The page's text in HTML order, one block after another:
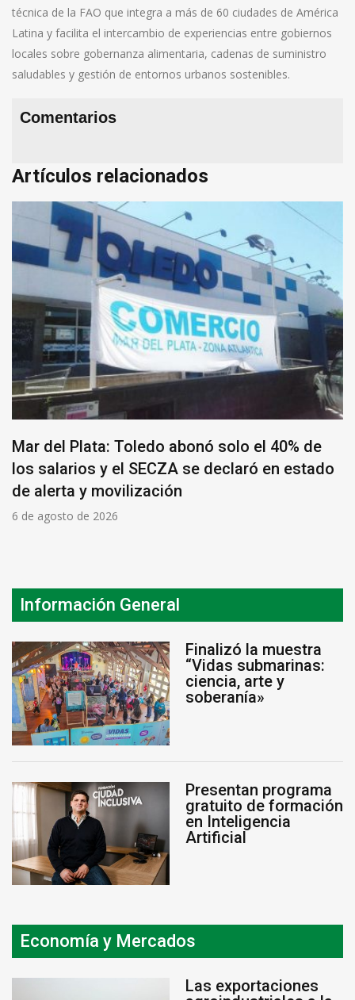
técnica de la FAO que integra a más de 60 ciudades de América
Latina y facilita el intercambio de experiencias entre gobiernos
locales sobre gobernanza alimentaria, cadenas de suministro
saludables y gestión de entornos urbanos sostenibles.
Comentarios
Artículos relacionados
Mar del Plata: Toledo abonó solo el 40% de
los salarios y el SECZA se declaró en estado
de alerta y movilización
6 de agosto de 2026
Información General
Finalizó la muestra
“Vidas submarinas:
ciencia, arte y
soberanía»
Presentan programa
gratuito de formación
en Inteligencia
Artificial
Economía y Mercados
Las exportaciones